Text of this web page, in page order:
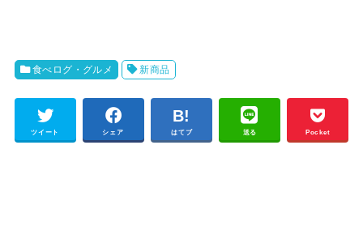
食べログ・グルメ 新商品
ツイート シェア はてブ 送る Pocket